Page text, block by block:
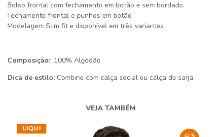
Bolso frontal com fechamento em botão e sem bordado.
Fechamento frontal e punhos em botão
Modelagem Slim fit e disponível em três variantes
Composição:: 100% Algodão
Dica de estilo: Combine com calça social ou calça de sarja.
VEJA TAMBÉM
42%